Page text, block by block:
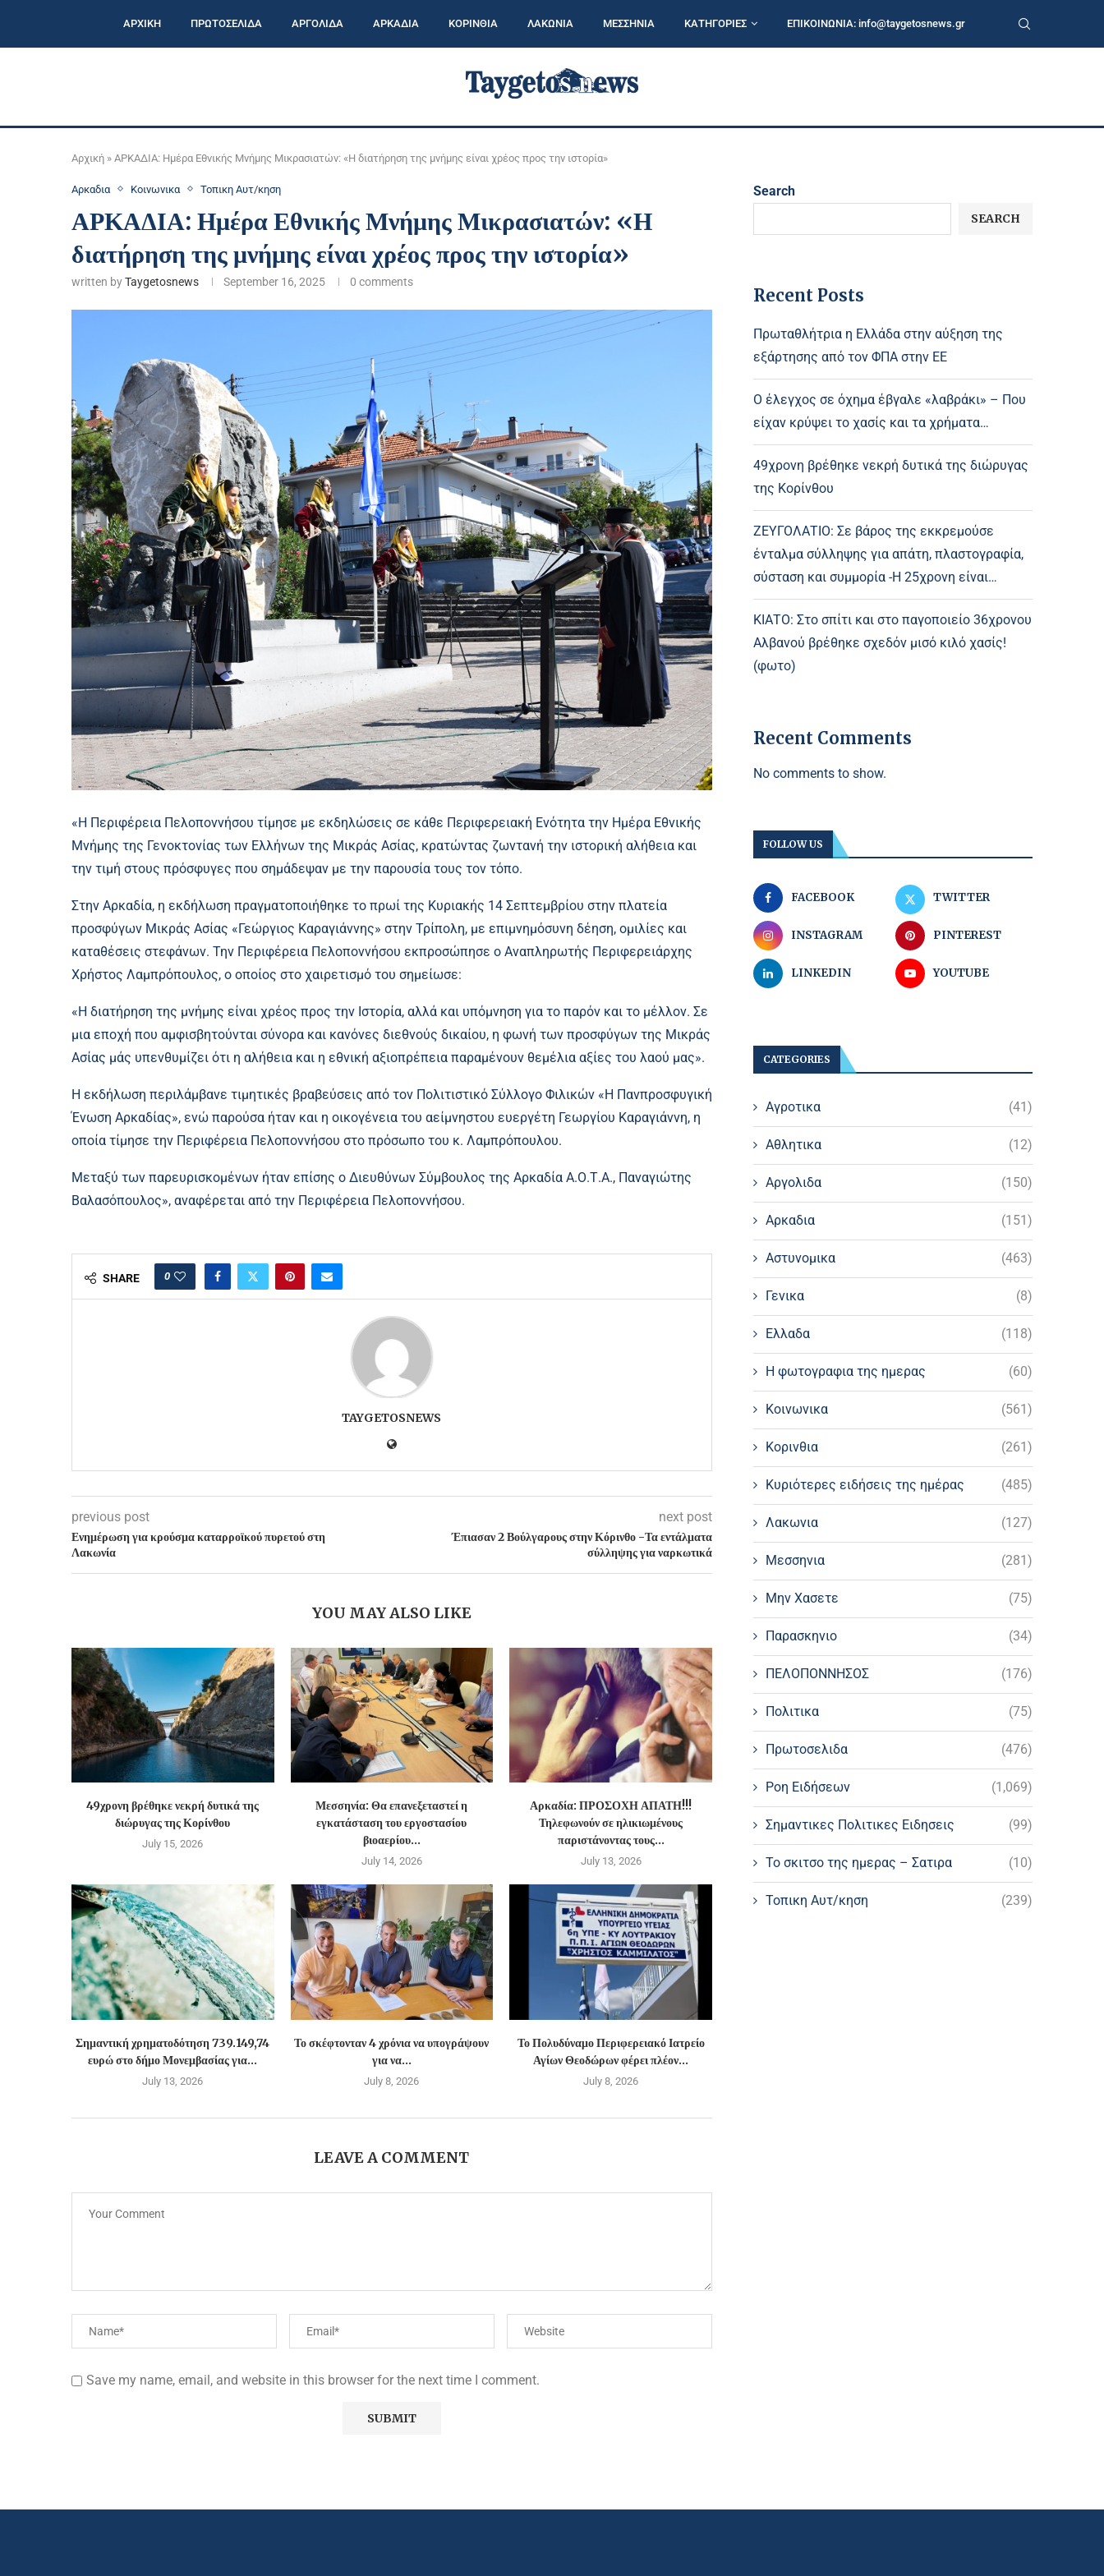
ΑΡΧΙΚΗ ΠΡΩΤΟΣΕΛΙΔΑ ΑΡΓΟΛΙΔΑ ΑΡΚΑΔΙΑ ΚΟΡΙΝΘΙΑ ΛΑΚΩΝΙΑ ΜΕΣΣΗΝΙΑ ΚΑΤΗΓΟΡΙΕΣ ΕΠΙΚΟΙΝΩΝΙΑ: info@taygetosnews.gr
Αρχική » ΑΡΚΑΔΙΑ: Ημέρα Εθνικής Μνήμης Μικρασιατών: «Η διατήρηση της μνήμης είναι χρέος προς την ιστορία»
Αρκαδια Κοινωνικα Τοπικη Αυτ/κηση
ΑΡΚΑΔΙΑ: Ημέρα Εθνικής Μνήμης Μικρασιατών: «Η
διατήρηση της μνήμης είναι χρέος προς την ιστορία»
written byTaygetosnews September 16, 2025 0 comments
«Η Περιφέρεια Πελοποννήσου τίμησε με εκδηλώσεις σε κάθε Περιφερειακή Ενότητα την Ημέρα Εθνικής
Μνήμης της Γενοκτονίας των Ελλήνων της Μικράς Ασίας, κρατώντας ζωντανή την ιστορική αλήθεια και
την τιμή στους πρόσφυγες που σημάδεψαν με την παρουσία τους τον τόπο.
Στην Αρκαδία, η εκδήλωση πραγματοποιήθηκε το πρωί της Κυριακής 14 Σεπτεμβρίου στην πλατεία
προσφύγων Μικράς Ασίας «Γεώργιος Καραγιάννης» στην Τρίπολη, με επιμνημόσυνη δέηση, ομιλίες και
καταθέσεις στεφάνων. Την Περιφέρεια Πελοποννήσου εκπροσώπησε ο Αναπληρωτής Περιφερειάρχης
Χρήστος Λαμπρόπουλος, ο οποίος στο χαιρετισμό του σημείωσε:
«Η διατήρηση της μνήμης είναι χρέος προς την Ιστορία, αλλά και υπόμνηση για το παρόν και το μέλλον. Σε
μια εποχή που αμφισβητούνται σύνορα και κανόνες διεθνούς δικαίου, η φωνή των προσφύγων της Μικράς
Ασίας μάς υπενθυμίζει ότι η αλήθεια και η εθνική αξιοπρέπεια παραμένουν θεμέλια αξίες του λαού μας».
Η εκδήλωση περιλάμβανε τιμητικές βραβεύσεις από τον Πολιτιστικό Σύλλογο Φιλικών «Η Πανπροσφυγική
Ένωση Αρκαδίας», ενώ παρούσα ήταν και η οικογένεια του αείμνηστου ευεργέτη Γεωργίου Καραγιάννη, η
οποία τίμησε την Περιφέρεια Πελοποννήσου στο πρόσωπο του κ. Λαμπρόπουλου.
Μεταξύ των παρευρισκομένων ήταν επίσης ο Διευθύνων Σύμβουλος της Αρκαδία Α.Ο.Τ.Α., Παναγιώτης
Βαλασόπουλος», αναφέρεται από την Περιφέρεια Πελοποννήσου.
SHARE 0
TAYGETOSNEWS
previous post
Ενημέρωση για κρούσμα καταρροϊκού πυρετού στη
Λακωνία
next post
Έπιασαν 2 Βούλγαρους στην Κόρινθο -Τα εντάλματα
σύλληψης για ναρκωτικά
YOU MAY ALSO LIKE
49χρονη βρέθηκε νεκρή δυτικά της
διώρυγας της Κορίνθου
July 15, 2026
Μεσσηνία: Θα επανεξεταστεί η
εγκατάσταση του εργοστασίου
βιοαερίου...
July 14, 2026
Αρκαδία: ΠΡΟΣΟΧΗ ΑΠΑΤΗ!!!
Τηλεφωνούν σε ηλικιωμένους
παριστάνοντας τους...
July 13, 2026
Σημαντική χρηματοδότηση 739.149,74
ευρώ στο δήμο Μονεμβασίας για...
July 13, 2026
Το σκέφτονταν 4 χρόνια να υπογράψουν
για να...
July 8, 2026
Το Πολυδύναμο Περιφερειακό Ιατρείο
Αγίων Θεοδώρων φέρει πλέον...
July 8, 2026
LEAVE A COMMENT
Save my name, email, and website in this browser for the next time I comment.
Search
SEARCH
Recent Posts
Πρωταθλήτρια η Ελλάδα στην αύξηση της
εξάρτησης από τον ΦΠΑ στην ΕΕ
Ο έλεγχος σε όχημα έβγαλε «λαβράκι» – Που
είχαν κρύψει το χασίς και τα χρήματα…
49χρονη βρέθηκε νεκρή δυτικά της διώρυγας
της Κορίνθου
ΖΕΥΓΟΛΑΤΙΟ: Σε βάρος της εκκρεμούσε
ένταλμα σύλληψης για απάτη, πλαστογραφία,
σύσταση και συμμορία -Η 25χρονη είναι…
ΚΙΑΤΟ: Στο σπίτι και στο παγοποιείο 36χρονου
Αλβανού βρέθηκε σχεδόν μισό κιλό χασίς!
(φωτο)
Recent Comments
No comments to show.
FOLLOW US
FACEBOOK TWITTER
INSTAGRAM PINTEREST
LINKEDIN YOUTUBE
CATEGORIES
Αγροτικα (41)
Αθλητικα (12)
Αργολιδα (150)
Αρκαδια (151)
Αστυνομικα (463)
Γενικα (8)
Ελλαδα (118)
Η φωτογραφια της ημερας (60)
Κοινωνικα (561)
Κορινθια (261)
Κυριότερες ειδήσεις της ημέρας (485)
Λακωνια (127)
Μεσσηνια (281)
Μην Χασετε (75)
Παρασκηνιο (34)
ΠΕΛΟΠΟΝΝΗΣΟΣ (176)
Πολιτικα (75)
Πρωτοσελιδα (476)
Ροη Ειδήσεων (1,069)
Σημαντικες Πολιτικες Ειδησεις (99)
Το σκιτσο της ημερας – Σατιρα (10)
Τοπικη Αυτ/κηση (239)